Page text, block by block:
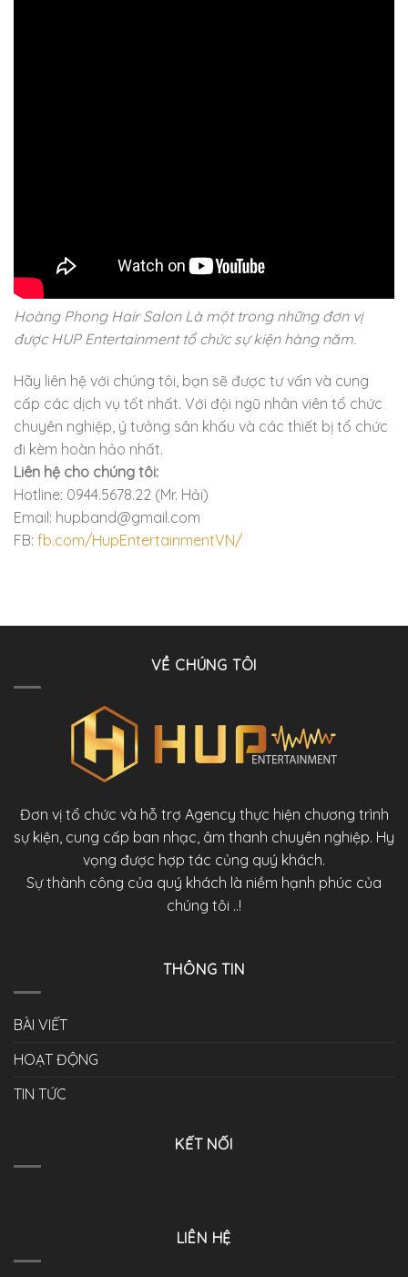
Hoàng Phong Hair Salon Là một trong những đơn vị
được HUP Entertainment tổ chức sự kiện hàng năm.
Hãy liên hệ với chúng tôi, bạn sẽ được tư vấn và cung
cấp các dịch vụ tốt nhất. Với đội ngũ nhân viên tổ chức
chuyên nghiệp, ý tưởng sân khấu và các thiết bị tổ chức
đi kèm hoàn hảo nhất.
Liên hệ cho chúng tôi:
Hotline: 0944.5678.22 (Mr. Hải)
Email: hupband@gmail.com
FB: fb.com/HupEntertainmentVN/
VỀ CHÚNG TÔI
Đơn vị tổ chức và hỗ trợ Agency thực hiện chương trình
sự kiện, cung cấp ban nhạc, âm thanh chuyên nghiệp. Hy
vọng được hợp tác củng quý khách.
Sự thành công của quý khách là niềm hạnh phúc của
chúng tôi ..!
THÔNG TIN
BÀI VIẾT
HOẠT ĐỘNG
TIN TỨC
KẾT NỐI
LIÊN HỆ